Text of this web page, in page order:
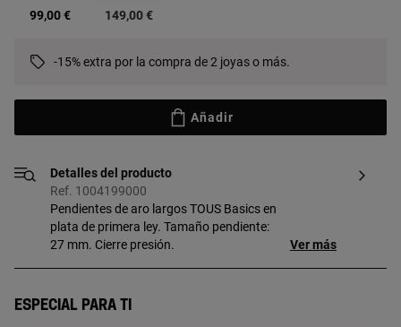
seleccionado
99,00 € 149,00 €
-15% extra por la compra de 2 joyas o más.
Añadir
Detalles del producto
Ref. 1004199000
Pendientes de aro largos TOUS Basics en
plata de primera ley. Tamaño pendiente:
27 mm. Cierre presión.
Ver más
Especial para ti